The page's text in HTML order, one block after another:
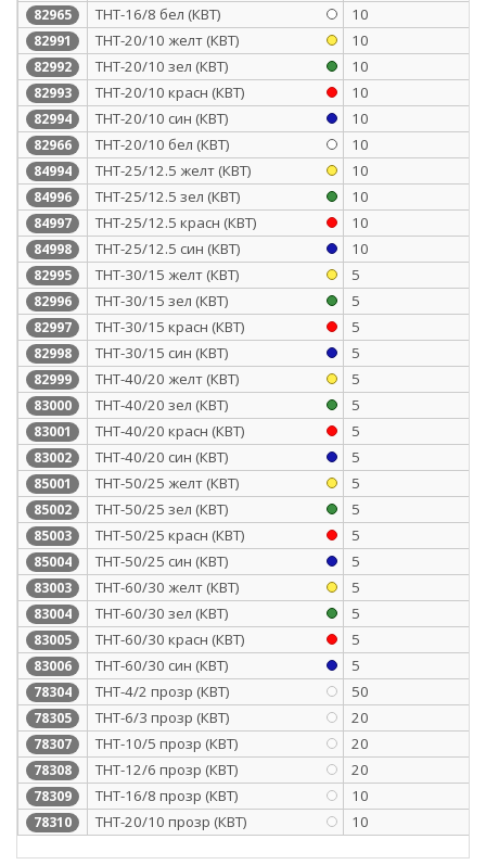
82965 ТНТ-16/8 бел (КВТ) 10
82991 ТНТ-20/10 желт (КВТ) 10
82992 ТНТ-20/10 зел (КВТ) 10
82993 ТНТ-20/10 красн (КВТ) 10
82994 ТНТ-20/10 син (КВТ) 10
82966 ТНТ-20/10 бел (КВТ) 10
84994 ТНТ-25/12.5 желт (КВТ) 10
84996 ТНТ-25/12.5 зел (КВТ) 10
84997 ТНТ-25/12.5 красн (КВТ) 10
84998 ТНТ-25/12.5 син (КВТ) 10
82995 ТНТ-30/15 желт (КВТ) 5
82996 ТНТ-30/15 зел (КВТ) 5
82997 ТНТ-30/15 красн (КВТ) 5
82998 ТНТ-30/15 син (КВТ) 5
82999 ТНТ-40/20 желт (КВТ) 5
83000 ТНТ-40/20 зел (КВТ) 5
83001 ТНТ-40/20 красн (КВТ) 5
83002 ТНТ-40/20 син (КВТ) 5
85001 ТНТ-50/25 желт (КВТ) 5
85002 ТНТ-50/25 зел (КВТ) 5
85003 ТНТ-50/25 красн (КВТ) 5
85004 ТНТ-50/25 син (КВТ) 5
83003 ТНТ-60/30 желт (КВТ) 5
83004 ТНТ-60/30 зел (КВТ) 5
83005 ТНТ-60/30 красн (КВТ) 5
83006 ТНТ-60/30 син (КВТ) 5
78304 ТНТ-4/2 прозр (КВТ) 50
78305 ТНТ-6/3 прозр (КВТ) 20
78307 ТНТ-10/5 прозр (КВТ) 20
78308 ТНТ-12/6 прозр (КВТ) 20
78309 ТНТ-16/8 прозр (КВТ) 10
78310 ТНТ-20/10 прозр (КВТ) 10